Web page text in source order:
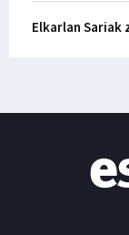
Elkarlan